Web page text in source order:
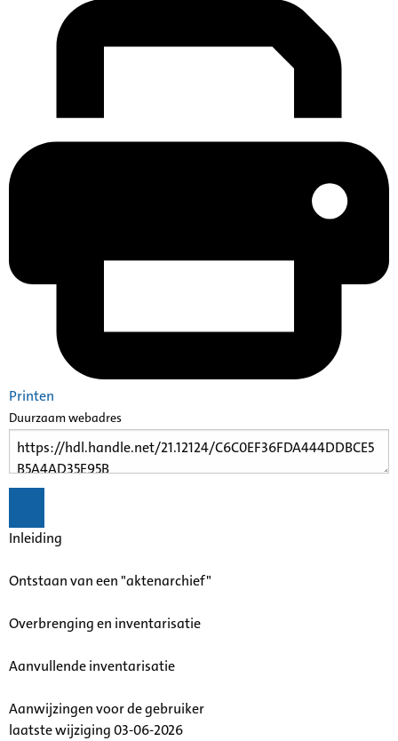
Printen
Duurzaam webadres
Inleiding
Ontstaan van een "aktenarchief"
Overbrenging en inventarisatie
Aanvullende inventarisatie
Aanwijzingen voor de gebruiker
laatste wijziging 03-06-2026